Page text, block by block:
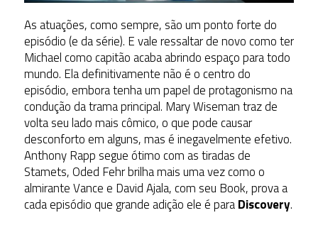
As atuações, como sempre, são um ponto forte do
episódio (e da série). E vale ressaltar de novo como ter
Michael como capitão acaba abrindo espaço para todo
mundo. Ela definitivamente não é o centro do
episódio, embora tenha um papel de protagonismo na
condução da trama principal. Mary Wiseman traz de
volta seu lado mais cômico, o que pode causar
desconforto em alguns, mas é inegavelmente efetivo.
Anthony Rapp segue ótimo com as tiradas de
Stamets, Oded Fehr brilha mais uma vez como o
almirante Vance e David Ajala, com seu Book, prova a
cada episódio que grande adição ele é paraDiscovery.